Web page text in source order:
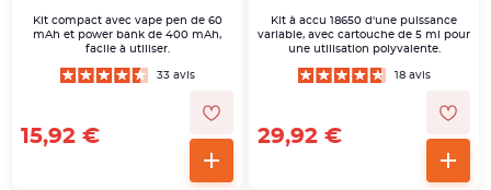
Kit compact avec vape pen de 60
mAh et power bank de 400 mAh,
facile à utiliser.
33 avis
15,92 €
Kit à accu 18650 d'une puissance
variable, avec cartouche de 5 ml pour
une utilisation polyvalente.
18 avis
29,92 €